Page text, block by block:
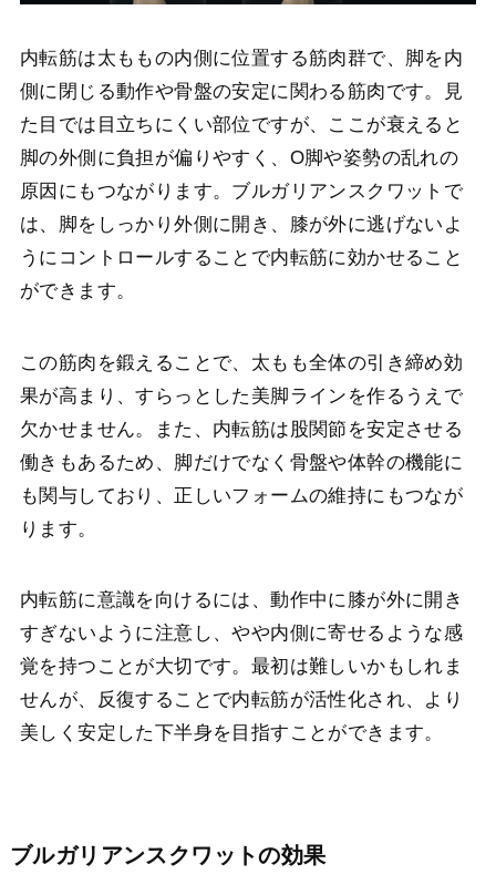
内転筋は太ももの内側に位置する筋肉群で、脚を内
側に閉じる動作や骨盤の安定に関わる筋肉です。見
た目では目立ちにくい部位ですが、ここが衰えると
脚の外側に負担が偏りやすく、O脚や姿勢の乱れの
原因にもつながります。ブルガリアンスクワットで
は、脚をしっかり外側に開き、膝が外に逃げないよ
うにコントロールすることで内転筋に効かせること
ができます。
この筋肉を鍛えることで、太もも全体の引き締め効
果が高まり、すらっとした美脚ラインを作るうえで
欠かせません。また、内転筋は股関節を安定させる
働きもあるため、脚だけでなく骨盤や体幹の機能に
も関与しており、正しいフォームの維持にもつなが
ります。
内転筋に意識を向けるには、動作中に膝が外に開き
すぎないように注意し、やや内側に寄せるような感
覚を持つことが大切です。最初は難しいかもしれま
せんが、反復することで内転筋が活性化され、より
美しく安定した下半身を目指すことができます。
ブルガリアンスクワットの効果